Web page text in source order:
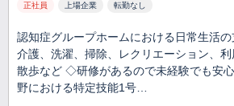
正社員 上場企業 転勤なし
認知症グループホームにおける日常生活
介護、洗濯、掃除、レクリエーション、利
散歩など ◇研修があるので未経験でも安
野における特定技能1号…